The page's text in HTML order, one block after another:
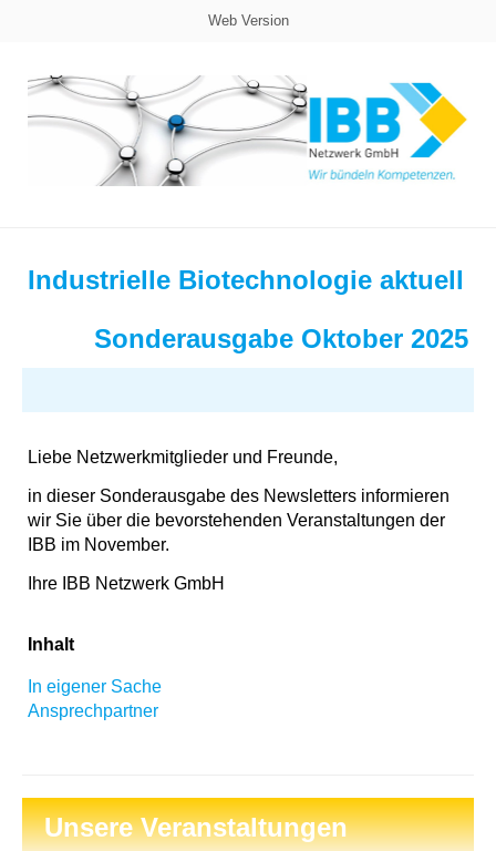
Web Version
Industrielle Biotechnologie aktuell
Sonderausgabe Oktober 2025
Liebe Netzwerkmitglieder und Freunde,
in dieser Sonderausgabe des Newsletters informieren
wir Sie über die bevorstehenden Veranstaltungen der
IBB im November.
Ihre IBB Netzwerk GmbH
Inhalt
In eigener Sache
Ansprechpartner
Unsere Veranstaltungen